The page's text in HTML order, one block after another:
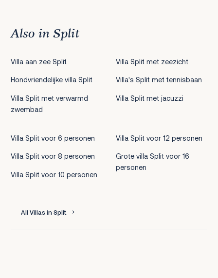
Also in Split
Villa aan zee Split
Hondvriendelijke villa Split
Villa Split met verwarmd
zwembad
Villa Split met zeezicht
Villa's Split met tennisbaan
Villa Split met jacuzzi
Villa Split voor 6 personen
Villa Split voor 8 personen
Villa Split voor 10 personen
Villa Split voor 12 personen
Grote villa Split voor 16
personen
All Villas in Split